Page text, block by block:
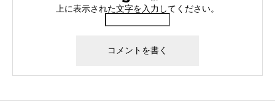
上に表示された文字を入力してください。